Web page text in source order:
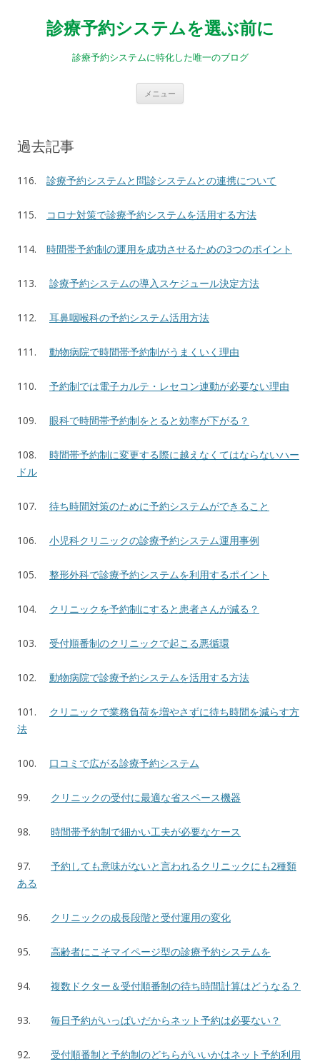
診療予約システムを選ぶ前に
診療予約システムに特化した唯一のブログ
メニュー
プ
過去記事
116. 診療予約システムと問診システムとの連携について
115. コロナ対策で診療予約システムを活用する方法
114. 時間帯予約制の運用を成功させるための3つのポイント
113. 診療予約システムの導入スケジュール決定方法
112. 耳鼻咽喉科の予約システム活用方法
111. 動物病院で時間帯予約制がうまくいく理由
110. 予約制では電子カルテ・レセコン連動が必要ない理由
109. 眼科で時間帯予約制をとると効率が下がる？
108. 時間帯予約制に変更する際に越えなくてはならないハー
ドル
107. 待ち時間対策のために予約システムができること
106. 小児科クリニックの診療予約システム運用事例
105. 整形外科で診療予約システムを利用するポイント
104. クリニックを予約制にすると患者さんが減る？
103. 受付順番制のクリニックで起こる悪循環
102. 動物病院で診療予約システムを活用する方法
101. クリニックで業務負荷を増やさずに待ち時間を減らす方
法
100. 口コミで広がる診療予約システム
99. クリニックの受付に最適な省スペース機器
98. 時間帯予約制で細かい工夫が必要なケース
97. 予約しても意味がないと言われるクリニックにも2種類
ある
96. クリニックの成長段階と受付運用の変化
95. 高齢者にこそマイページ型の診療予約システムを
94. 複数ドクター＆受付順番制の待ち時間計算はどうなる？
93. 毎日予約がいっぱいだからネット予約は必要ない？
92. 受付順番制と予約制のどちらがいいかはネット予約利用